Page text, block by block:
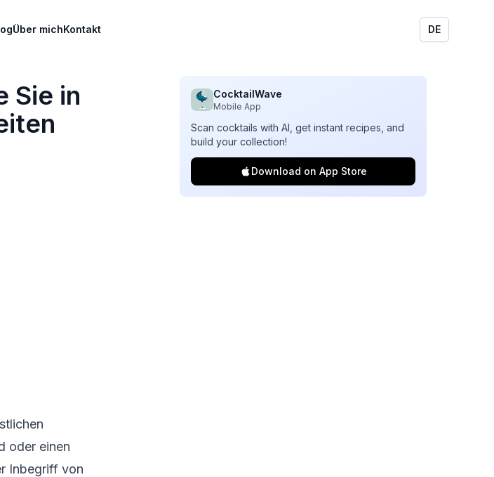
Über michKontakt DE
Sie in
oder einen
Inbegriff von
CocktailWave
Mobile App
Scan cocktails with AI, get instant recipes, and
build your collection!
Download on App Store